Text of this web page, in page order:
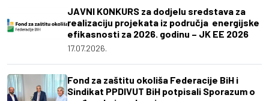
JAVNI KONKURS za dodjelu sredstava za
realizaciju projekata iz područja energijske
efikasnosti za 2026. godinu – JK EE 2026
17.07.2026.
Fond za zaštitu okoliša Federacije BiH i
Sindikat PPDIVUT BiH potpisali Sporazum o